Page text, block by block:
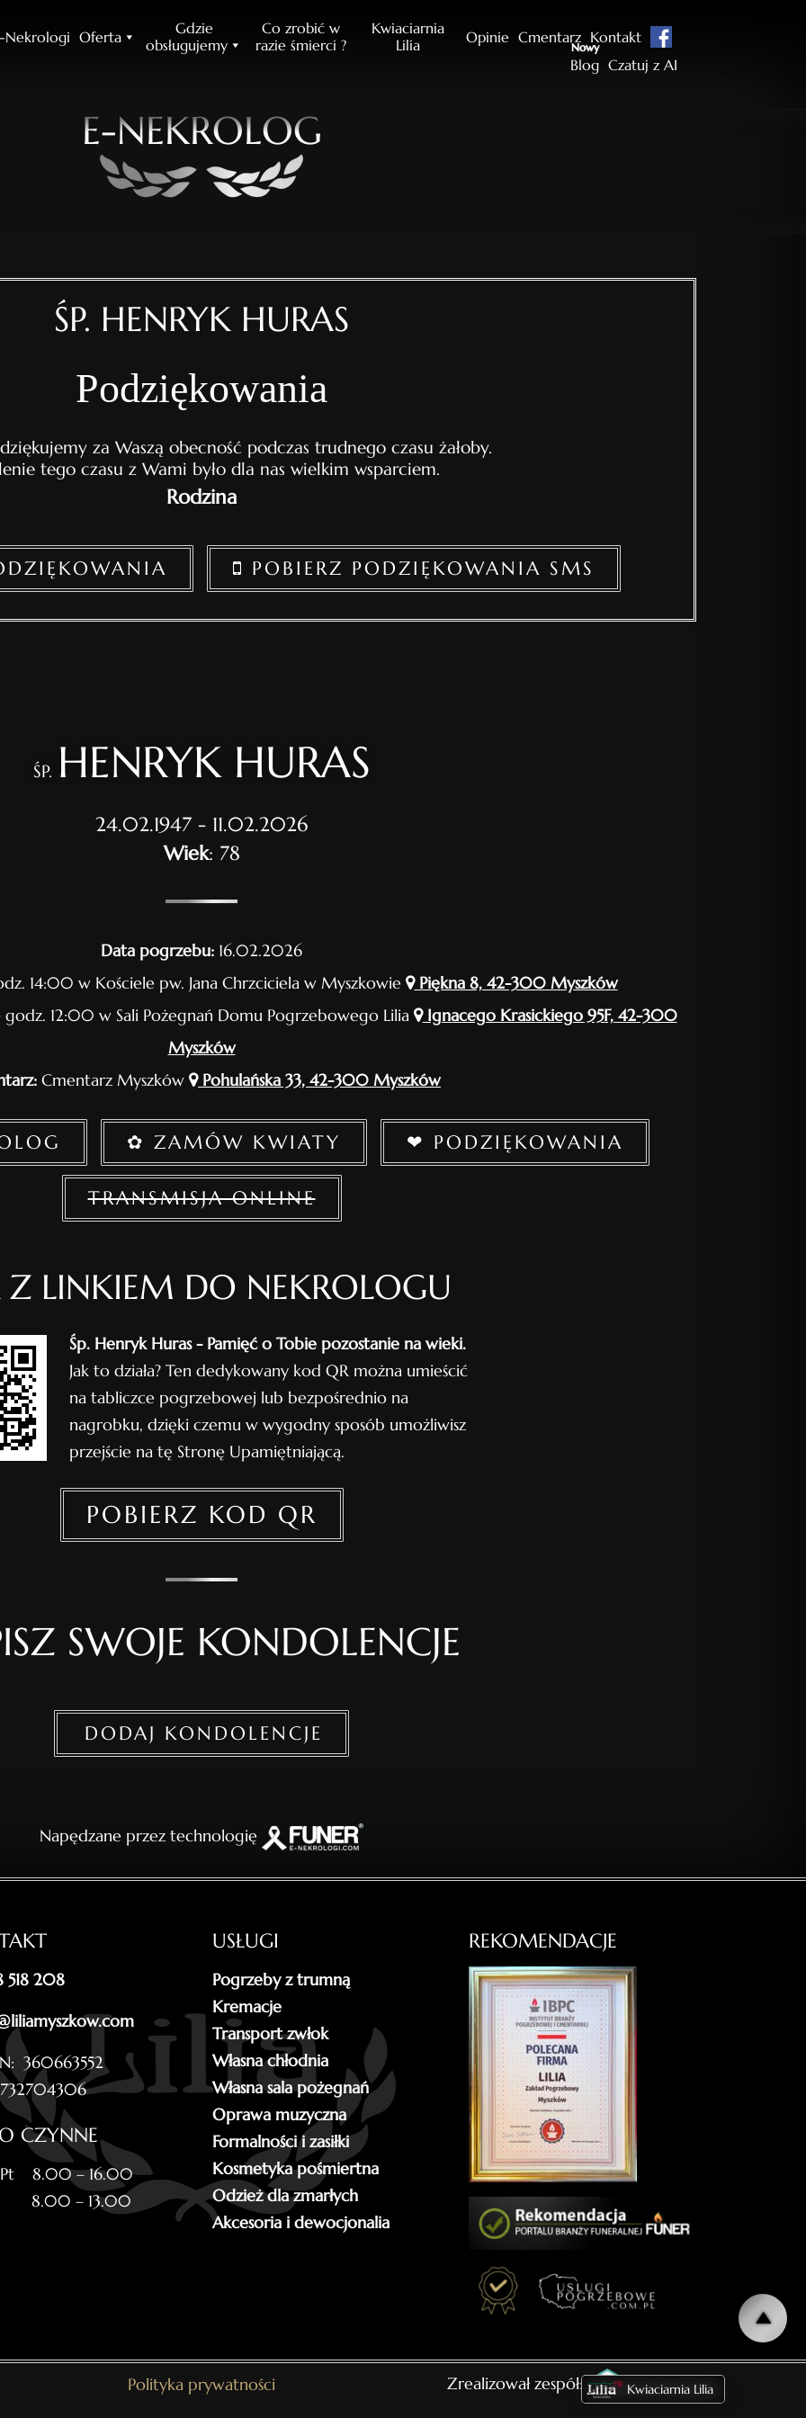
Nekrologi Oferta
Gdzie
obsługujemy
Co zrobić w
razie śmierci ?
Kwiaciarnia
Lilia
Opinie Cmentarz Kontakt
Blog
Nowy
Czatuj z AI
E-NEKROLOG
ŚP. HENRYK HURAS
Podziękowania
za Waszą obecność podczas trudnego czasu żałoby.
tego czasu z Wami było dla nas wielkim wsparciem.
Rodzina
POBIERZ PODZIĘKOWANIA SMS
ŚP. HENRYK HURAS
24.02.1947 - 11.02.2026
Wiek: 78
Data pogrzebu: 16.02.2026
14:00 w Kościele pw. Jana Chrzciciela w Myszkowie
Piękna 8, 42-300 Myszków
12:00 w Sali Pożegnań Domu Pogrzebowego Lilia
Ignacego Krasickiego 95F, 42-300
Myszków
Cmentarz Myszków Pohulańska 33, 42-300 Myszków
✿ ZAMÓW KWIATY ❤ PODZIĘKOWANIA
TRANSMISJA ONLINE
Z LINKIEM DO NEKROLOGU
Śp. Henryk Huras - Pamięć o Tobie pozostanie na wieki.
Jak to działa? Ten dedykowany kod QR można umieścić
na tabliczce pogrzebowej lub bezpośrednio na
nagrobku, dzięki czemu w wygodny sposób umożliwisz
przejście na tę Stronę Upamiętniającą.
POBIERZ KOD QR
SWOJE KONDOLENCJE
DODAJ KONDOLENCJE
Napędzane przez technologię
518 208
360663552
CZYNNE
Pt 8.00 – 16.00
8.00 – 13.00
USŁUGI
Pogrzeby z trumną
Kremacje
Transport zwłok
Własna chłodnia
Własna sala pożegnań
Oprawa muzyczna
Formalności i zasiłki
Kosmetyka pośmiertna
Odzież dla zmarłych
Akcesoria i dewocjonalia
REKOMENDACJE
Polityka prywatności Zrealizował zespół: Kwiaciarnia Lilia